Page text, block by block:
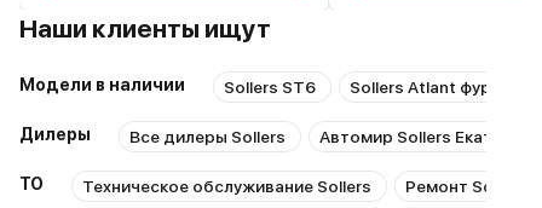
Наши клиенты ищут
Модели в наличии Sollers ST6 Sollers Atlant фургон
Дилеры Все дилеры Sollers Автомир Sollers
ТО Техническое обслуживание Sollers Ремонт Sollers